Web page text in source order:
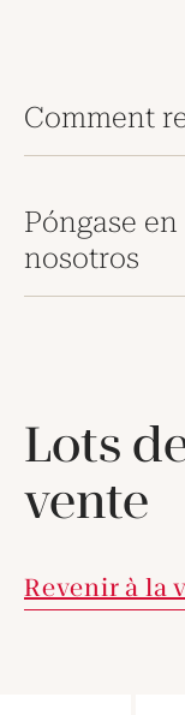
Comment
Póngase
nosotros
Lots
vente
Revenir à la